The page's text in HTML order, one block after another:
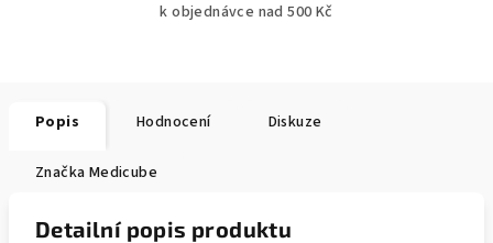
k objednávce nad 500 Kč
Popis Hodnocení Diskuze
Značka Medicube
Detailní popis produktu